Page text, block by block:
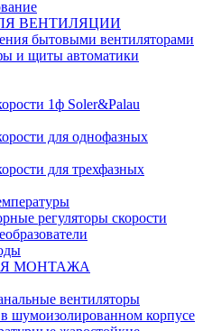
ВЕНТИЛЯЦИИ
бытовыми вентиляторами
и щиты автоматики
1ф Soler&Palau
для однофазных
для трехфазных
регуляторы скорости
МОНТАЖА
вентиляторы
шумоизолированном корпусе